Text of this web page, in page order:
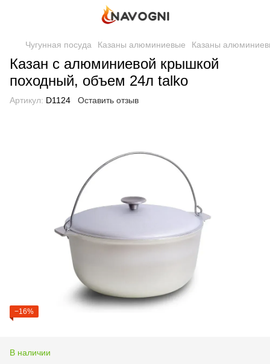
Чугунная посуда Казаны алюминиевые Казаны
Казан с алюминиевой крышкой
походный, объем 24л talko
Артикул: D1124 Оставить отзыв
−16%
В наличии